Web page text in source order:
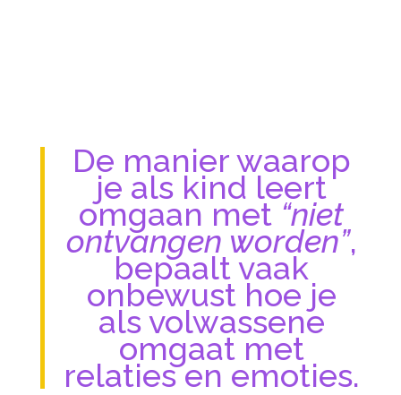
De manier waarop
je als kind leert
omgaan met “niet
ontvangen worden”,
bepaalt vaak
onbewust hoe je
als volwassene
omgaat met
relaties en emoties.